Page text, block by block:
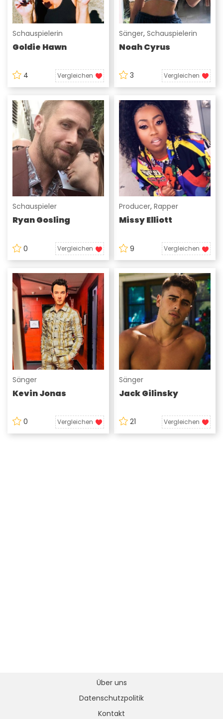
Schauspielerin
Goldie Hawn
4 Vergleichen
Sänger, Schauspielerin
Noah Cyrus
3 Vergleichen
Schauspieler
Ryan Gosling
0 Vergleichen
Producer, Rapper
Missy Elliott
9 Vergleichen
Sänger
Kevin Jonas
0 Vergleichen
Sänger
Jack Gilinsky
21 Vergleichen
Über uns
Datenschutzpolitik
Kontakt